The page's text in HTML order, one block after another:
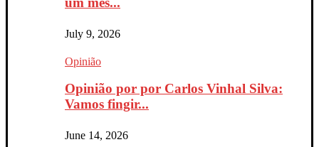
July 9, 2026
Opinião
Opinião por por Carlos Vinhal Silva:
Vamos fingir...
June 14, 2026